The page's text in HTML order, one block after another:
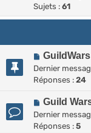
Sujets : 61
Dernier
Réponses : 24
Guild
Dernier
Réponses : 5